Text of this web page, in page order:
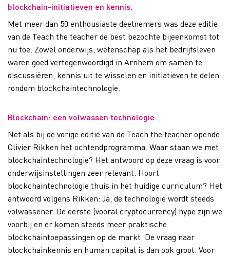
blockchain-initiatieven en kennis.
Met meer dan 50 enthousiaste deelnemers was deze editie
van de Teach the teacher de best bezochte bijeenkomst tot
nu toe. Zowel onderwijs, wetenschap als het bedrijfsleven
waren goed vertegenwoordigd in Arnhem om samen te
discussiëren, kennis uit te wisselen en initiatieven te delen
rondom blockchaintechnologie.
Blockchain: een volwassen technologie
Net als bij de vorige editie van de Teach the teacher opende
Olivier Rikken het ochtendprogramma. Waar staan we met
blockchaintechnologie? Het antwoord op deze vraag is voor
onderwijsinstellingen zeer relevant. Hoort
blockchaintechnologie thuis in het huidige curriculum? Het
antwoord volgens Rikken: Ja, de technologie wordt steeds
volwassener. De eerste (vooral cryptocurrency) hype zijn we
voorbij en er komen steeds meer praktische
blockchaintoepassingen op de markt. De vraag naar
blockchainkennis en human capital is dan ook groot. Voor